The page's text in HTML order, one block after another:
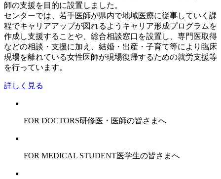
師の支援を目的に設置しました。
センターでは、若手医師が県内で地域医療に従事していく課
程でキャリアアップが図れるようキャリア形成プログラムを
作成し支援することや、総合相談窓口を設置し、専門医取得
などの相談・支援に加え、結婚・出産・子育て等により臨床
現場を離れている女性医師が現場復帰するための就労支援等
を行っています。
詳しく見る
FOR DOCTORS研修医・医師の皆さまへ
FOR MEDICAL STUDENT医学生の皆さまへ